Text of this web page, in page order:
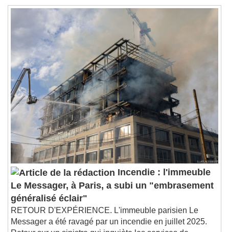
Stream TypeLIVE
Seek to live, currently behind live
Remaining Time
1x
Playback Rate
Chapters
Chapters
Descriptions
descriptions off, selected
Subtitles
subtitles settings, opens subtitles
settings dialog
subtitles off, selected
Audio Track
Picture-in-Picture
This is a modal window.
Beginning of dialog window. Escape will cancel
and close the window.
Incendie : l'immeuble
Le Messager, à Paris, a subi un "embrasement
généralisé éclair"
RETOUR D'EXPÉRIENCE. L'immeuble parisien Le
Messager a été ravagé par un incendie en juillet 2025.